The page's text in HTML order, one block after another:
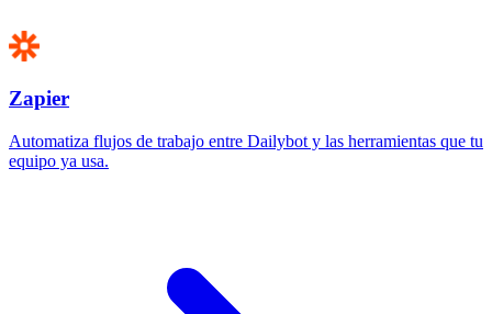
Zapier
Automatiza flujos de trabajo entre Dailybot y las herramientas que tu
equipo ya usa.